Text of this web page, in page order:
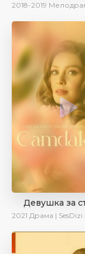
2018-2019 Мелодрама | Драма |
Девушка за
2021 Драма | SesDizi |